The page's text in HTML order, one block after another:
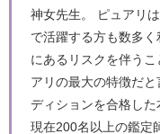
神女先生。 ピュアリ
で活躍する方も数多
にあるリスクを伴う
アリの最大の特徴だ
ディションを合格した
現在200名以上の鑑定